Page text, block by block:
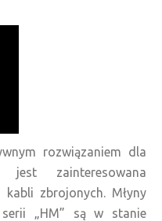
rozwiązaniem dla
zainteresowana
zbrojonych. Młyny
„HM” są w stanie